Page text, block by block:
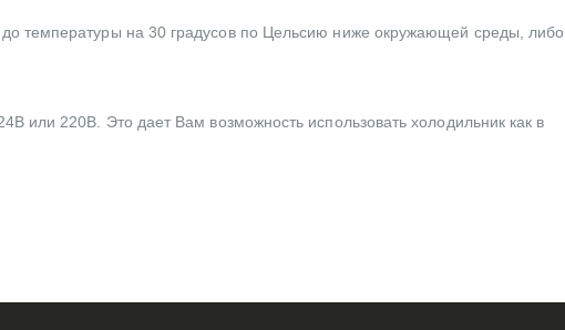
температуры на 30 градусов по Цельсию ниже окружающей среды, либо
или 220В. Это дает Вам возможность использовать холодильник как в